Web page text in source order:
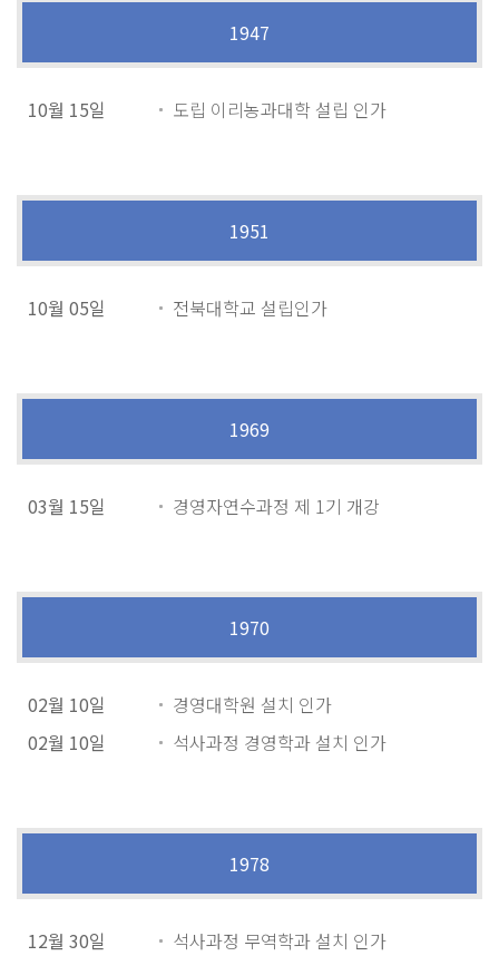
1947
10월 15일 도립 이리농과대학 설립 인가
1951
10월 05일 전북대학교 설립인가
1969
03월 15일 경영자연수과정 제 1기 개강
1970
02월 10일
경영대학원 설치 인가
02월 10일
석사과정 경영학과 설치 인가
1978
12월 30일 석사과정 무역학과 설치 인가